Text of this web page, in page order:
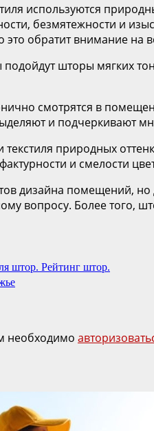
используются
безмятежности и
это обратит внимание
шторы мягких
смотрятся в
и подчеркивают
природных
и смелости
дизайна помещений,
вопросу. Более того,
штор. Рейтинг штор.
необходимо